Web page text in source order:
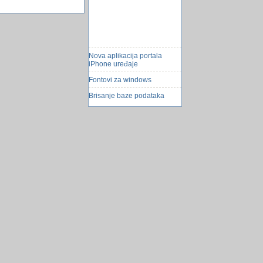
Nova aplikacija portala
iPhone uređaje
Fontovi za windows
Brisanje baze podataka
Četiri asteroida proÅ¡la